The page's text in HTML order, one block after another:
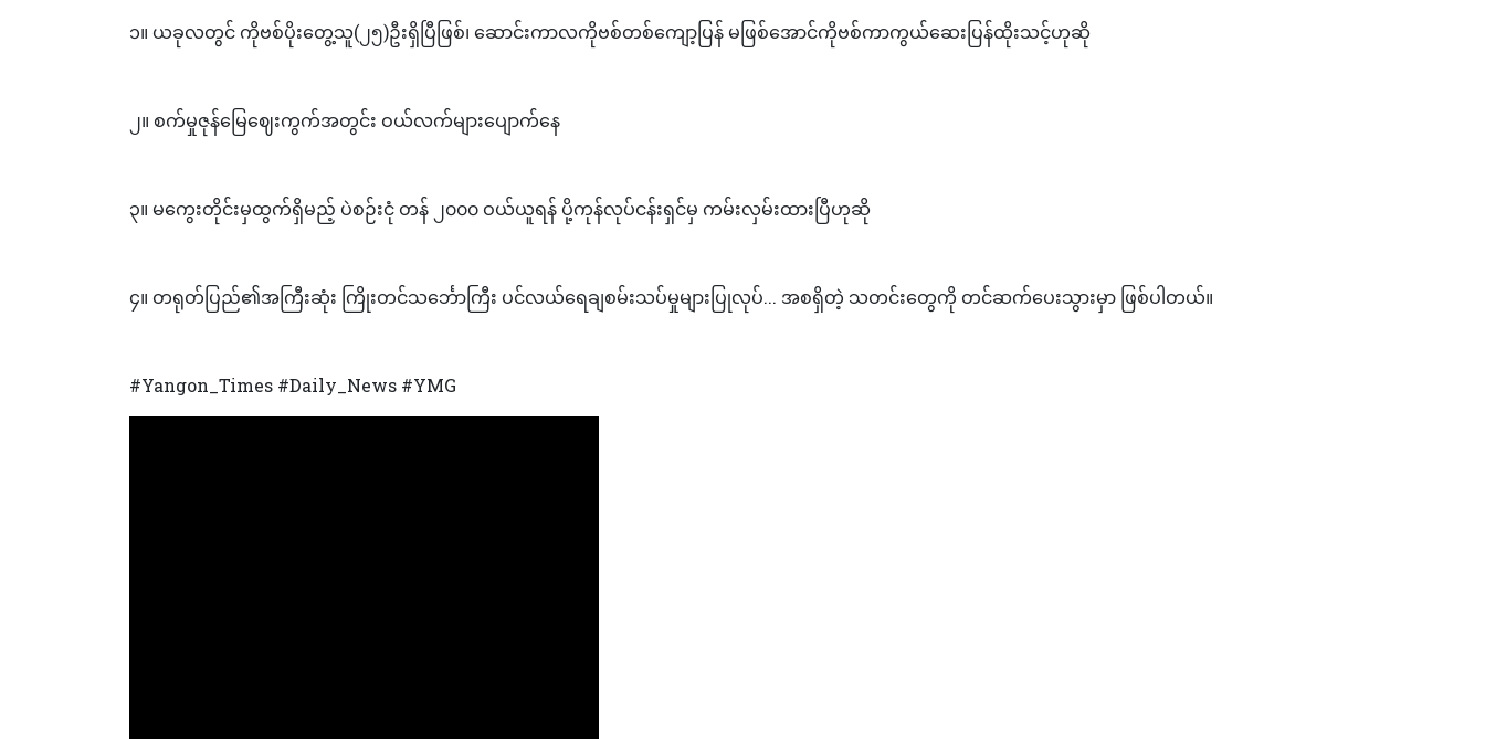
၁။ ယခုလတွင် ကိုဗစ်ပိုးတွေ့သူ(၂၅)ဦးရှိပြီဖြစ်၊ ဆောင်းကာလကိုဗစ်တစ်ကျော့ပြန် မဖြစ်အောင်ကိုဗစ်ကာကွယ်ဆေးပြန်ထိုးသင့်ဟုဆို
၂။ စက်မှုဇုန်မြေဈေးကွက်အတွင်း ဝယ်လက်များပျောက်နေ
၃။ မကွေးတိုင်းမှထွက်ရှိမည့် ပဲစဉ်းငုံ တန် ၂၀၀၀ ဝယ်ယူရန် ပို့ကုန်လုပ်ငန်းရှင်မှ ကမ်းလှမ်းထားပြီဟုဆို
၄။ တရုတ်ပြည်၏အကြီးဆုံး ကြိုးတင်သင်္ဘောကြီး ပင်လယ်ရေချစမ်းသပ်မှုများပြုလုပ်... အစရှိတဲ့ သတင်းတွေကို တင်ဆက်ပေးသွားမှာ ဖြစ်ပါတယ်။
#Yangon_Times #Daily_News #YMG